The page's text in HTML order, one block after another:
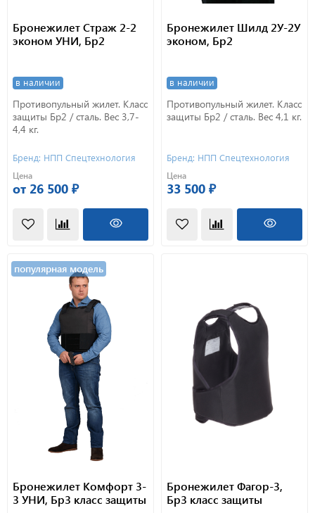
Бронежилет Страж 2-2
эконом УНИ, Бр2
в наличии
Противопульный жилет. Класс
защиты Бр2 / сталь. Вес 3,7-
4,4 кг.
Бренд: НПП Спецтехнология
Цена
от 26 500 ₽
Бронежилет Шилд 2У-2У
эконом, Бр2
в наличии
Противопульный жилет. Класс
защиты Бр2 / сталь. Вес 4,1 кг.
Бренд: НПП Спецтехнология
Цена
33 500 ₽
популярная модель
Бронежилет Комфорт 3-
3 УНИ, Бр3 класс защиты
Бронежилет Фагор-3,
Бр3 класс защиты